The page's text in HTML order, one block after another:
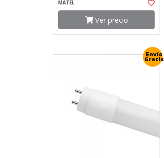
MATEL
Ver precio
Envío
Gratis